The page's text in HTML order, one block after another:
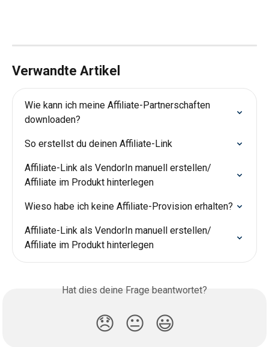
Verwandte Artikel
Wie kann ich meine Affiliate-Partnerschaften
downloaden?
So erstellst du deinen Affiliate-Link
Affiliate-Link als VendorIn manuell erstellen/
Affiliate im Produkt hinterlegen
Wieso habe ich keine Affiliate-Provision erhalten?
Affiliate-Link als VendorIn manuell erstellen/
Affiliate im Produkt hinterlegen
Hat dies deine Frage beantwortet?
😞 😐 😃